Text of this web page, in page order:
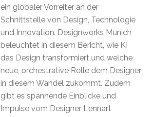
ein globaler Vorreiter an der
Schnittstelle von Design, Technologie
und Innovation. Designworks Munich
beleuchtet in diesem Bericht, wie KI
das Design transformiert und welche
neue, orchestrative Rolle dem Designer
in diesem Wandel zukommt. Zudem
gibt es spannende Einblicke und
Impulse vom Designer Lennart